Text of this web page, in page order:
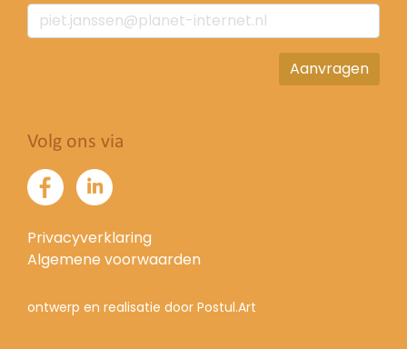
Aanvragen
Volg ons via
Privacyverklaring
Algemene voorwaarden
ontwerp en realisatie door Postul.Art